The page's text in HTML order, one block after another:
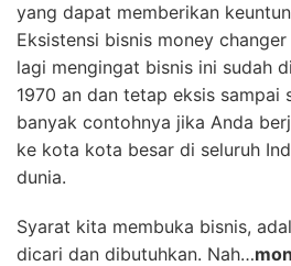
yang dapat memberikan
Eksistensi bisnis money
lagi mengingat bisnis ini sudah
1970 an dan tetap eksis sampai
banyak contohnya jika Anda
ke kota kota besar di seluruh
dunia.
Syarat kita membuka bisnis,
dicari dan dibutuhkan. Nah…